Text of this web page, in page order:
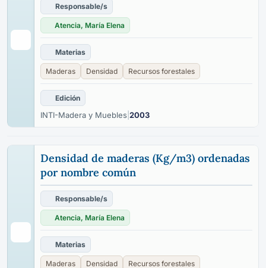
Responsable/s
Atencia, María Elena
Materias
Maderas Densidad Recursos forestales
Edición
INTI-Madera y Muebles 2003
Densidad de maderas (Kg/m3) ordenadas
por nombre común
Responsable/s
Atencia, María Elena
Materias
Maderas Densidad Recursos forestales